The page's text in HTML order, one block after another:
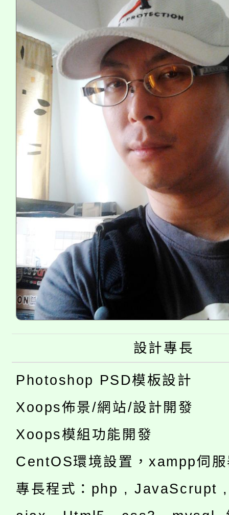
心理、諮商輔導、社會
系所師生報名參加。
設計專長
Photoshop PSD模板設計
Xoops佈景/網站/設計開發
Xoops模組功能開發
CentOS環境設置，xampp伺
專長程式：php , JavaScrupt